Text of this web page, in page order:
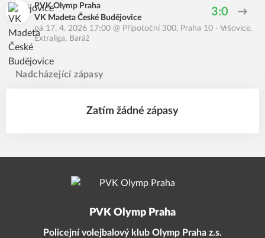
PVK Olymp Praha
VK Madeta České Budějovice
3:0
pá 17. 4. 2026 17:00 @ Přípotoční 300, Praha 10 - Vršovice,
Extraliga, Baráž
Nadcházející zápasy
Zatím žádné zápasy
PVK Olymp Praha
Policejní volejbalový klub Olymp Praha z.s.